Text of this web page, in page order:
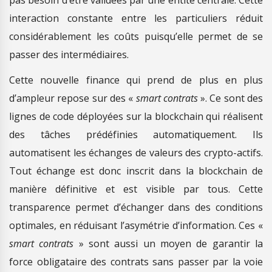
interaction constante entre les particuliers réduit
considérablement les coûts puisqu’elle permet de se
passer des intermédiaires.
Cette nouvelle finance qui prend de plus en plus
d’ampleur repose sur des « smart contrats». Ce sont des
lignes de code déployées sur la blockchain qui réalisent
des tâches prédéfinies automatiquement. Ils
automatisent les échanges de valeurs des crypto-actifs.
Tout échange est donc inscrit dans la blockchain de
manière définitive et est visible par tous. Cette
transparence permet d’échanger dans des conditions
optimales, en réduisant l’asymétrie d’information. Ces «
smart contrats » sont aussi un moyen de garantir la
force obligataire des contrats sans passer par la voie